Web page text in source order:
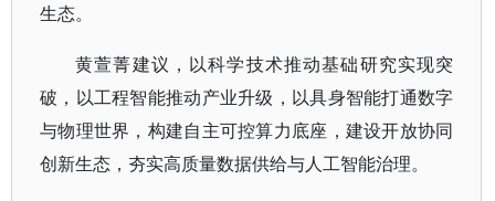
生态。
黄萱菁建议，以科学技术推动基础研究实现突
破，以工程智能推动产业升级，以具身智能打通数字
与物理世界，构建自主可控算力底座，建设开放协同
创新生态，夯实高质量数据供给与人工智能治理。